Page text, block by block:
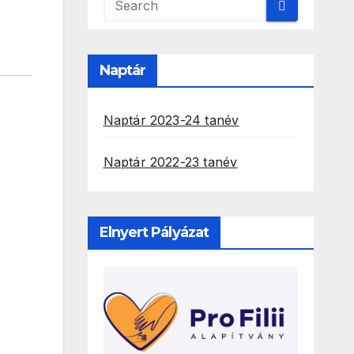
Naptár
Naptár 2023-24 tanév
Naptár 2022-23 tanév
Elnyert Pályázat